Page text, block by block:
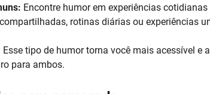
Encontre humor em experiências
rotinas diárias ou experiências
Esse tipo de humor torna você mais acessível e
para ambos.